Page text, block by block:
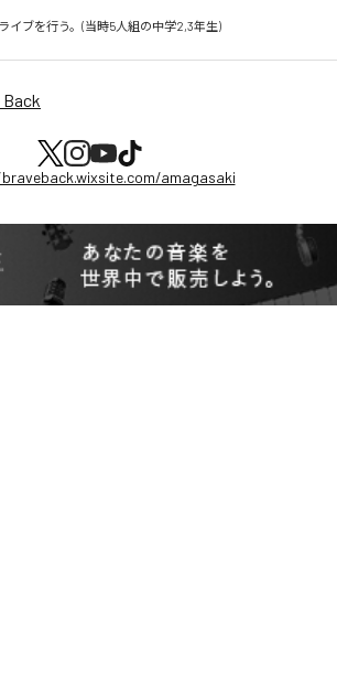
イブを行う。(当時5人組の中学2,3年生)
Back
amagasaki